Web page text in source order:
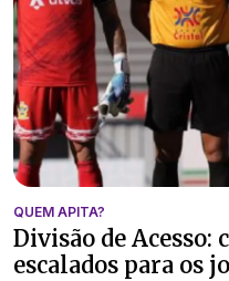
QUEM APITA?
Divisão de
escalados para os